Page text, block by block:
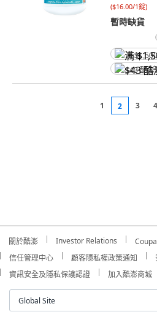
($16.00/1錠)
暫時缺貨
(
满
$43 酷澎
1 2 3 4
關於酷澎 Investor Relations
信任管理中心
顧客隱私權政策通知
資訊安全及隱私保護認證
加入酷澎商城
Global Site